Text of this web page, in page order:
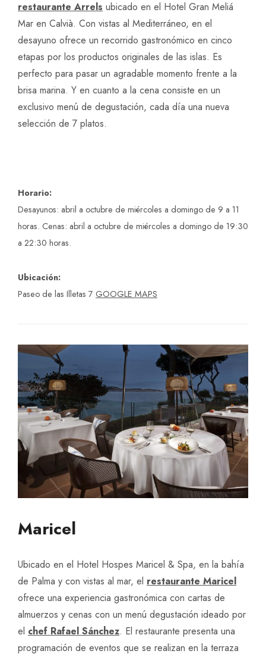
restaurante Arrels ubicado en el Hotel Gran Meliá
Mar en Calvià. Con vistas al Mediterráneo, en el
desayuno ofrece un recorrido gastronómico en cinco
etapas por los productos originales de las islas. Es
perfecto para pasar un agradable momento frente a la
brisa marina. Y en cuanto a la cena consiste en un
exclusivo menú de degustación, cada día una nueva
selección de 7 platos.
Horario:
Desayunos: abril a octubre de miércoles a domingo de 9 a 11
horas. Cenas: abril a octubre de miércoles a domingo de 19:30
a 22:30 horas.
Ubicación:
Paseo de las Illetas 7 GOOGLE MAPS
Maricel
Ubicado en el Hotel Hospes Maricel & Spa, en la bahía
de Palma y con vistas al mar, el restaurante Maricel
ofrece una experiencia gastronómica con cartas de
almuerzos y cenas con un menú degustación ideado por
el chef Rafael Sánchez. El restaurante presenta una
programación de eventos que se realizan en la terraza